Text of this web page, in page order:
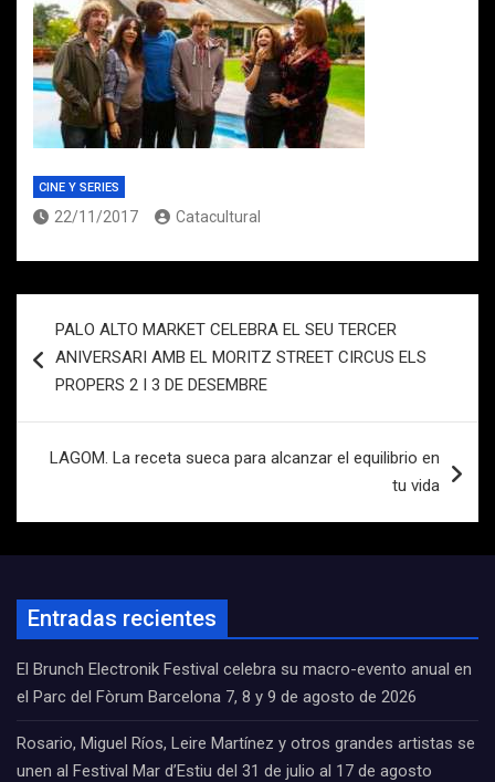
CINE Y SERIES
22/11/2017 Catacultural
de
entradas
PALO ALTO MARKET CELEBRA EL SEU TERCER
ANIVERSARI AMB EL MORITZ STREET CIRCUS ELS
PROPERS 2 I 3 DE DESEMBRE
LAGOM. La receta sueca para alcanzar el equilibrio en
tu vida
Entradas recientes
El Brunch Electronik Festival celebra su macro-evento anual en
el Parc del Fòrum Barcelona 7, 8 y 9 de agosto de 2026
Rosario, Miguel Ríos, Leire Martínez y otros grandes artistas se
unen al Festival Mar d’Estiu del 31 de julio al 17 de agosto